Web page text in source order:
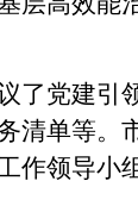
了党建引
清单等。
作领导小